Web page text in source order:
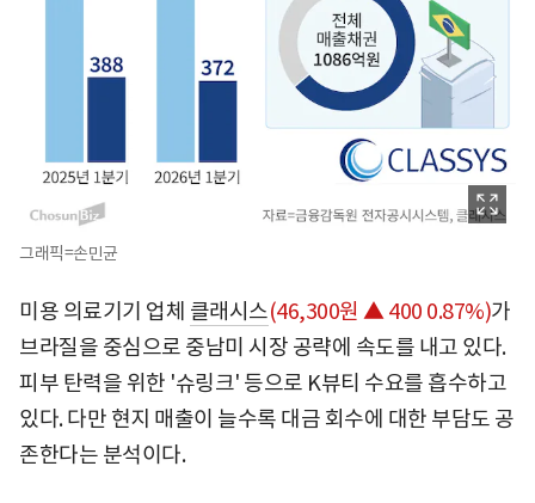
그래픽=손민균
미용 의료기기 업체 클래시스(46,300원 ▲ 400 0.87%)가
브라질을 중심으로 중남미 시장 공략에 속도를 내고 있다.
피부 탄력을 위한 '슈링크' 등으로 K뷰티 수요를 흡수하고
있다. 다만 현지 매출이 늘수록 대금 회수에 대한 부담도 공
존한다는 분석이다.